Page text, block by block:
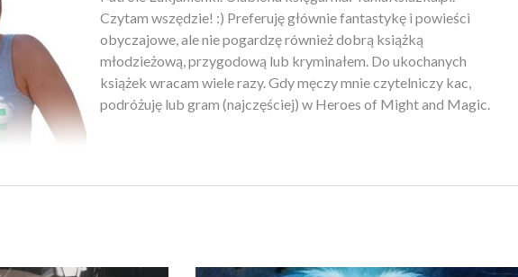
Czytam wszędzie! :) Preferuję głównie fantastykę i powieści
obyczajowe, ale nie pogardzę również dobrą książką
młodzieżową, przygodową lub kryminałem. Do ukochanych
książek wracam wiele razy. Gdy męczy mnie czytelniczy kac,
podróżuję lub gram (najczęściej) w Heroes of Might and Magic.